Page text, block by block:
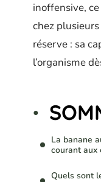
inoffensive,
chez
réserve : sa
l’organisme
La banane
courant aux
Quels sont